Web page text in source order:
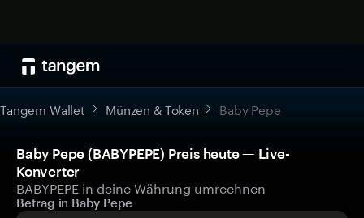
Tangem Wallet Münzen & Token Baby Pepe
Baby Pepe (BABYPEPE) Preis heute — Live-
Konverter
BABYPEPE in deine Währung umrechnen
Betrag in Baby Pepe